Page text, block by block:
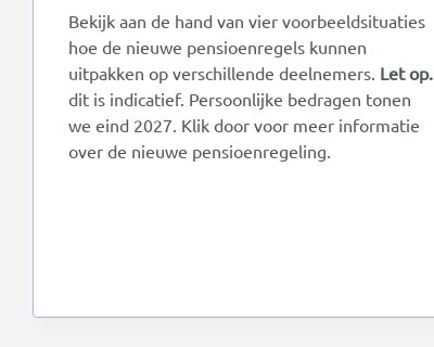
Bekijk aan de hand van vier voorbeeldsituaties
hoe de nieuwe pensioenregels kunnen
uitpakken op verschillende deelnemers. Let op.
dit is indicatief. Persoonlijke bedragen tonen
we eind 2027. Klik door voor meer informatie
over de nieuwe pensioenregeling.